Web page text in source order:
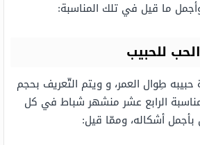
ما قيل في تلك المناسبة:
للحبيب
طِوال العمر، و ويتم التّعريف بحجم
الرابع عشر منشهر شباط في كل
بأجمل أشكاله، وممّا قيل: